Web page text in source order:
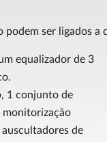
ser ligados a
equalizador de 3
1 conjunto de
monitorização
de